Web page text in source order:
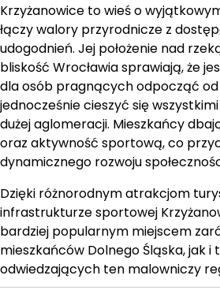
Krzyżanowice to wieś o
łączy walory przyrodnicze z
udogodnień. Jej położenie nad
bliskość Wrocławia sprawiają, że
dla osób pragnących odpocząć od
jednocześnie cieszyć się
dużej aglomeracji. Mieszkańcy
oraz aktywność sportową, co
dynamicznego rozwoju
Dzięki różnorodnym atrakcjom
infrastrukturze sportowej
bardziej popularnym miejscem
mieszkańców Dolnego Śląska, jak i
odwiedzających ten malowniczy